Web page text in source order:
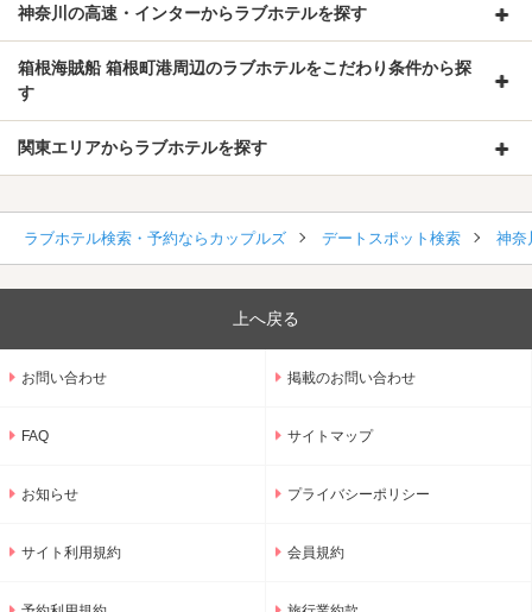
神奈川の高速・インターからラブホテルを探す
箱根海賊船 箱根町港周辺のラブホテルをこだわり条件から探
す
関東エリアからラブホテルを探す
ラブホテル検索・予約ならカップルズ デートスポット検索 神奈
上へ戻る
お問い合わせ 掲載のお問い合わせ
FAQ サイトマップ
お知らせ プライバシーポリシー
サイト利用規約 会員規約